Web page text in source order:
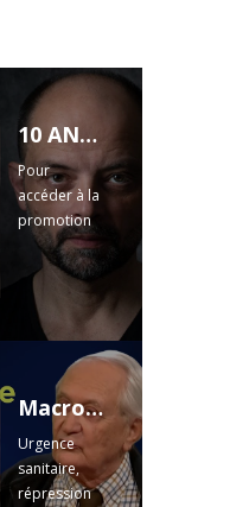
10 ANS RGNR (jour 5) : Le jeûne, pénurie et raréfaction alimentaire avec Slobodan Despot
Pour
accéder à la
promotion
exceptionnel
le sur les
formations
jusqu'à -
50%:
https://regen
ere.learnybo
x.com/J'ai
besoin de
vous pour
continuer à
Macron : 3 ans d'allégeance à l'Etat profond - Le Zoom - Rémy Prud'homme - TVL
Urgence
sanitaire,
répression